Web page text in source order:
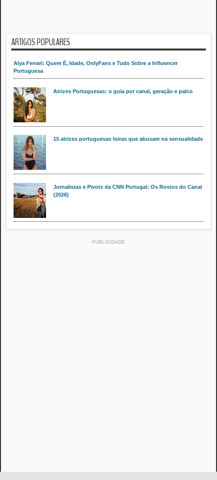
ARTIGOS POPULARES
Alya Ferrari: Quem É, Idade, OnlyFans e Tudo Sobre a Influencer
Portuguesa
Atrizes Portuguesas: o guia por canal, geração e palco
15 atrizes portuguesas loiras que abusam na sensualidade
Jornalistas e Pivots da CNN Portugal: Os Rostos do Canal
(2026)
PUBLICIDADE